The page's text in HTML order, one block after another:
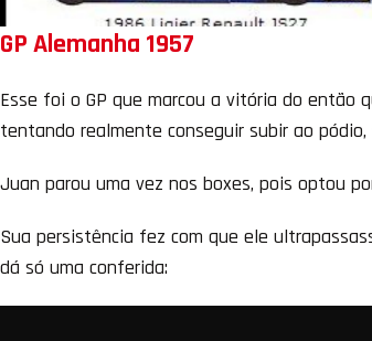
GP Alemanha 1957
Esse foi o GP que marcou a vitória do então
tentando realmente conseguir subir ao
Juan parou uma vez nos boxes, pois optou
Sua persistência fez com que ele
dá só uma conferida: